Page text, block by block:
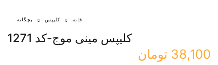
خانه کلیپس بچگانه
کلیپس مینی موج-کد 1271
38,100 تومان